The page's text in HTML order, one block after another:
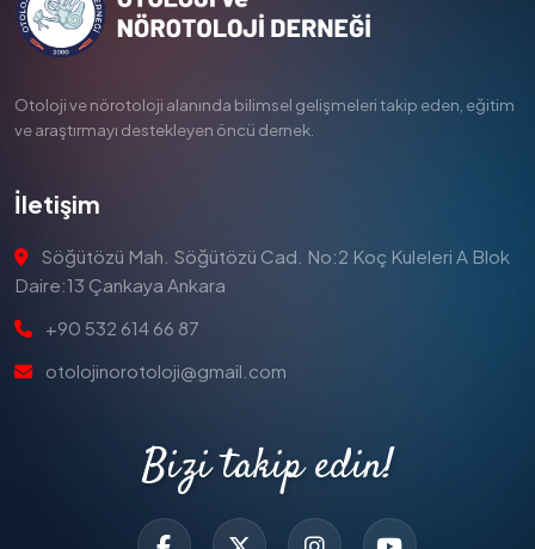
Otoloji ve nörotoloji alanında bilimsel gelişmeleri takip eden, eğitim
ve araştırmayı destekleyen öncü dernek.
İletişim
Söğütözü Mah. Söğütözü Cad. No:2 Koç Kuleleri A Blok
Daire:13 Çankaya Ankara
+90 532 614 66 87
otolojinorotoloji@gmail.com
Bizi takip edin!